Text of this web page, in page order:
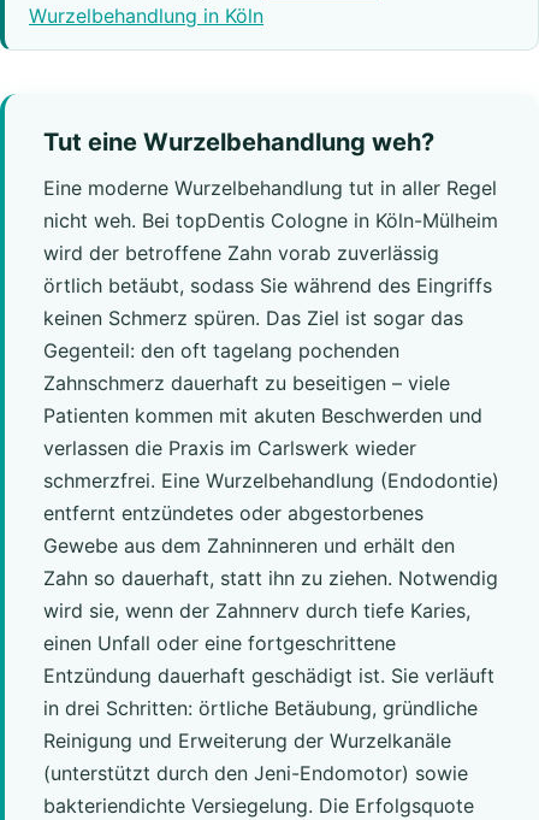
Wurzelbehandlung in Köln
Tut eine Wurzelbehandlung weh?
Eine moderne Wurzelbehandlung tut in aller Regel
nicht weh. Bei topDentis Cologne in Köln-Mülheim
wird der betroffene Zahn vorab zuverlässig
örtlich betäubt, sodass Sie während des Eingriffs
keinen Schmerz spüren. Das Ziel ist sogar das
Gegenteil: den oft tagelang pochenden
Zahnschmerz dauerhaft zu beseitigen – viele
Patienten kommen mit akuten Beschwerden und
verlassen die Praxis im Carlswerk wieder
schmerzfrei. Eine Wurzelbehandlung (Endodontie)
entfernt entzündetes oder abgestorbenes
Gewebe aus dem Zahninneren und erhält den
Zahn so dauerhaft, statt ihn zu ziehen. Notwendig
wird sie, wenn der Zahnnerv durch tiefe Karies,
einen Unfall oder eine fortgeschrittene
Entzündung dauerhaft geschädigt ist. Sie verläuft
in drei Schritten: örtliche Betäubung, gründliche
Reinigung und Erweiterung der Wurzelkanäle
(unterstützt durch den Jeni-Endomotor) sowie
bakteriendichte Versiegelung. Die Erfolgsquote